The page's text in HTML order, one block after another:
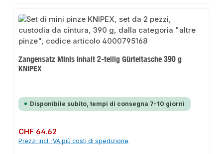
Zangensatz Minis Inhalt 2-teilig Gürteltasche 390 g
KNIPEX
Disponibile subito, tempi di consegna 7-10 giorni
Prezzo normale:
CHF 64.62
Prezzi incl. IVA più costi di spedizione